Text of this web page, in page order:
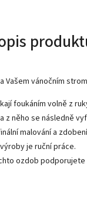
Vašem vánočním
foukáním volně z
z něho se následně
malování a
je ruční práce.
ozdob